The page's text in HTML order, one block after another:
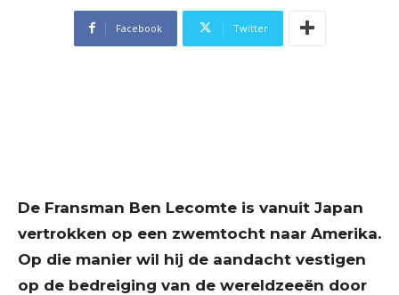
Facebook Twitter
De Fransman Ben Lecomte is vanuit Japan
vertrokken op een zwemtocht naar Amerika.
Op die manier wil hij de aandacht vestigen
op de bedreiging van de wereldzeeën door